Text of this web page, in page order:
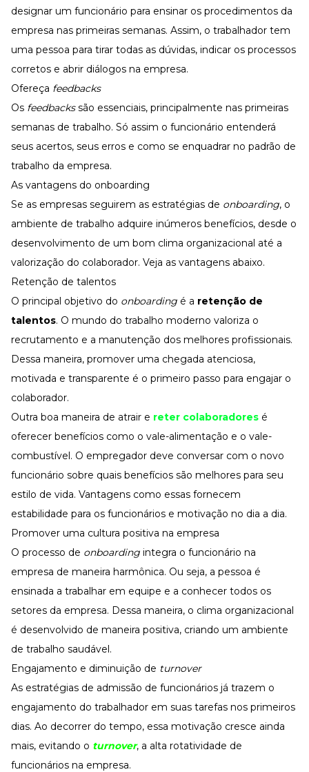
designar um funcionário para ensinar os procedimentos da
empresa nas primeiras semanas. Assim, o trabalhador tem
uma pessoa para tirar todas as dúvidas, indicar os processos
corretos e abrir diálogos na empresa.
Ofereça feedbacks
Os feedbackssão essenciais, principalmente nas primeiras
semanas de trabalho. Só assim o funcionário entenderá
seus acertos, seus erros e como se enquadrar no padrão de
trabalho da empresa.
As vantagens do onboarding
Se as empresas seguirem as estratégias de onboarding, o
ambiente de trabalho adquire inúmeros benefícios, desde o
desenvolvimento de um bom clima organizacional até a
valorização do colaborador. Veja as vantagens abaixo.
Retenção de talentos
O principal objetivo do onboarding é a retenção de
talentos. O mundo do trabalho moderno valoriza o
recrutamento e a manutenção dos melhores profissionais.
Dessa maneira, promover uma chegada atenciosa,
motivada e transparente é o primeiro passo para engajar o
colaborador.
Outra boa maneira de atrair e reter colaboradores é
oferecer benefícios como o vale-alimentação e o vale-
combustível. O empregador deve conversar com o novo
funcionário sobre quais benefícios são melhores para seu
estilo de vida. Vantagens como essas fornecem
estabilidade para os funcionários e motivação no dia a dia.
Promover uma cultura positiva na empresa
O processo de onboarding integra o funcionário na
empresa de maneira harmônica. Ou seja, a pessoa é
ensinada a trabalhar em equipe e a conhecer todos os
setores da empresa. Dessa maneira, o clima organizacional
é desenvolvido de maneira positiva, criando um ambiente
de trabalho saudável.
Engajamento e diminuição de turnover
As estratégias de admissão de funcionários já trazem o
engajamento do trabalhador em suas tarefas nos primeiros
dias. Ao decorrer do tempo, essa motivação cresce ainda
mais, evitando o turnover, a alta rotatividade de
funcionários na empresa.